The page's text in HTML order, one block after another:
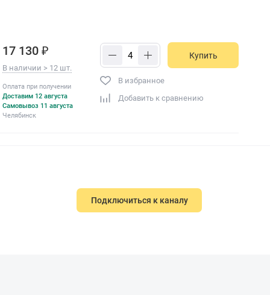
17 130 ₽
В наличии > 12 шт.
Оплата при получении
Доставим 12 августа
Самовывоз 11 августа
Челябинск
Купить
В избранное
Добавить к сравнению
Подключиться к каналу